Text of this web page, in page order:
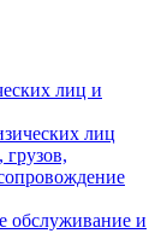
лиц и
лиц
обслуживание и